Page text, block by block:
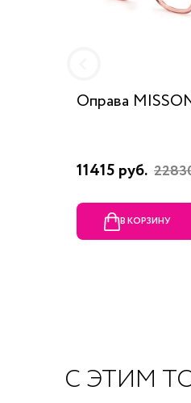
Оправа
11415 руб.
В КОРЗИНУ
С ЭТИМ